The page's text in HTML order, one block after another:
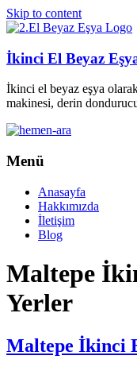
Skip to content
İkinci El Beyaz
İkinci el beyaz eşya
makinesi, derin
Menü
Anasayfa
Hakkımızda
İletişim
Blog
Maltepe
Yerler
Maltepe İkinci